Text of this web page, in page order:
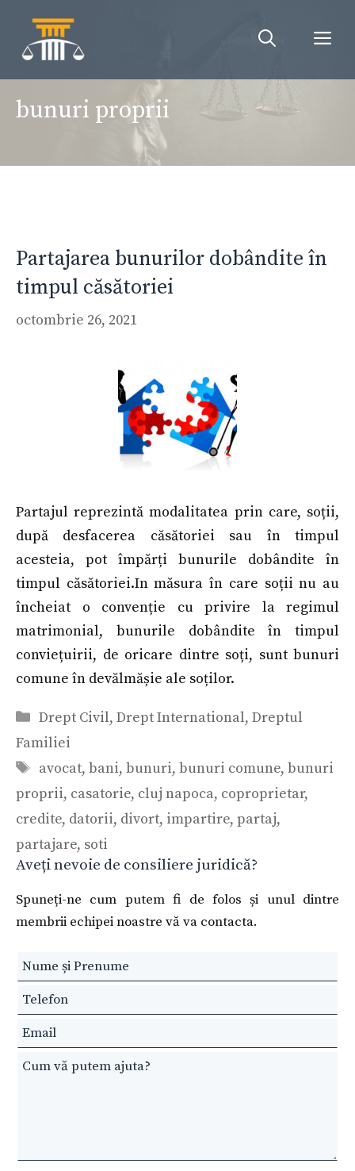
conținut
bunuri proprii
Partajarea bunurilor dobândite în
timpul căsătoriei
octombrie 26, 2021
Partajul reprezintă modalitatea prin care, soții,
după desfacerea căsătoriei sau în timpul
acesteia, pot împărți bunurile dobândite în
timpul căsătoriei.In măsura în care soții nu au
încheiat o convenție cu privire la regimul
matrimonial, bunurile dobândite în timpul
conviețuirii, de oricare dintre soți, sunt bunuri
comune în devălmășie ale soților.
Categorii
Drept Civil, Drept International, Dreptul
Familiei
Etichete
avocat, bani, bunuri, bunuri comune, bunuri
proprii, casatorie, cluj napoca, coproprietar,
credite, datorii, divort, impartire, partaj,
partajare, soti
Aveți nevoie de consiliere juridică?
Spuneți-ne cum putem fi de folos și unul dintre
membrii echipei noastre vă va contacta.
Leave
this
field
blank